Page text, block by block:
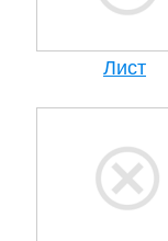
Лист